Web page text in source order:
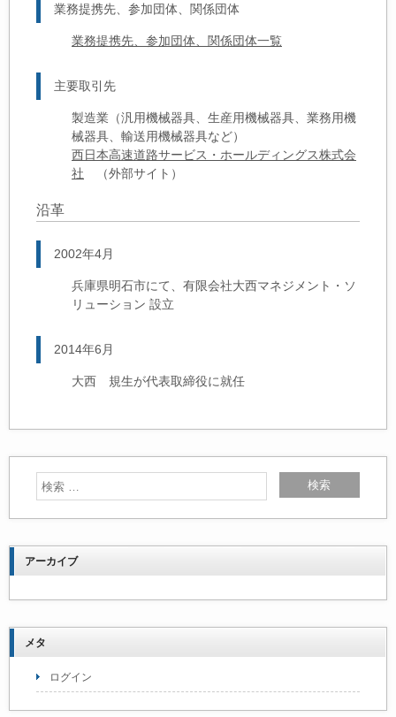
業務提携先、参加団体、関係団体
業務提携先、参加団体、関係団体一覧
主要取引先
製造業（汎用機械器具、生産用機械器具、業務用機
械器具、輸送用機械器具など）
西日本高速道路サービス・ホールディングス株式会
社 （外部サイト）
沿革
2002年4月
兵庫県明石市にて、有限会社大西マネジメント・ソ
リューション 設立
2014年6月
大西 規生が代表取締役に就任
アーカイブ
メタ
ログイン